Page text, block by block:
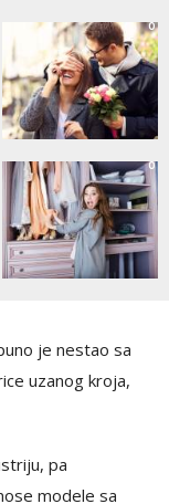
0
0
je nestao sa
uzanog kroja,
pa
modele sa